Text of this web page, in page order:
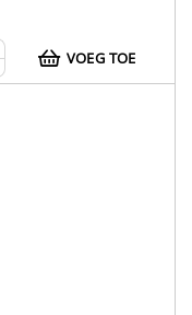
VOEG TOE